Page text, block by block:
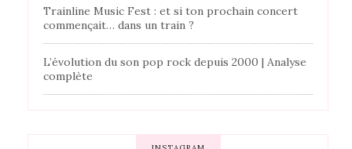
Trainline Music Fest : et si ton prochain concert
commençait… dans un train ?
L’évolution du son pop rock depuis 2000 | Analyse
complète